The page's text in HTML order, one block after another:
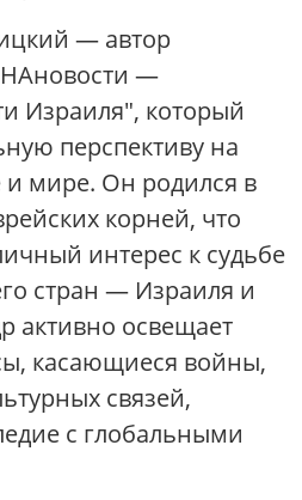
— автор
—
Израиля", который
перспективу на
и мире. Он родился в
корней, что
интерес к судьбе
стран — Израиля и
активно освещает
касающиеся войны,
связей,
с глобальными